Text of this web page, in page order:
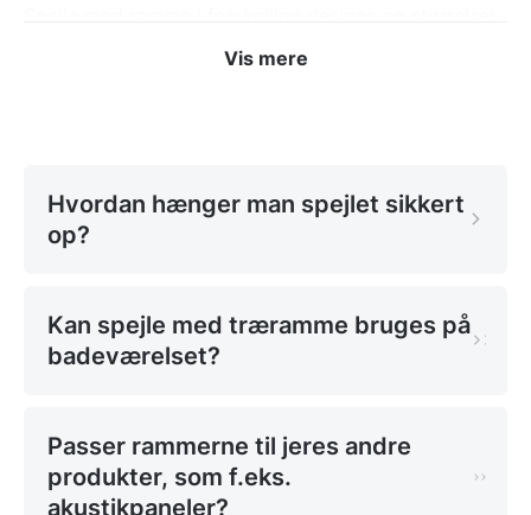
Rammer på spejle er stil, og med den rigtige
der sidder overfor, men hæng den evt. et sted hvor
spejlet fanger et andet kunstværk.
rammer gør spejlet noget helt særligt ved
indretningen. Med rammernes rustikke look gør
Et rundt spejl med en lille ramme fungere utrolig godt
over et møbel, på den måde behøver du ikke at
forholde dig til at linjerne flugter med møblet.
Vis mere
Hvordan hænger man spejlet sikkert
op?
Kan spejle med træramme bruges på
badeværelset?
Passer rammerne til jeres andre
produkter, som f.eks.
akustikpaneler?